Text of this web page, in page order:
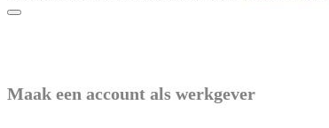
Maak een account als werkgever